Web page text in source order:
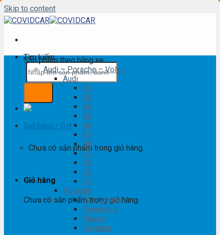
Skip to content
Tìm kiếm:
Giỏ hàng / 0 ₫
Chưa có sản phẩm trong giỏ hàng.
Giỏ hàng
Chưa có sản phẩm trong giỏ hàng.
Sản phẩm theo hãng xe
Audi – Porsche – Volvo
Audi
A1
A3
A4
A5
A6
A7
A8
Q2
Q3
Q5
Q7
Porsche
911 Carrera
Panamera
Macan
Cayenne